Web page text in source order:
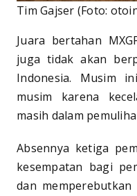
Tim Gajser (Foto:
Juara bertahan
juga tidak akan
Indonesia. Musim
musim karena
masih dalam
Absennya ketiga
kesempatan bagi
dan